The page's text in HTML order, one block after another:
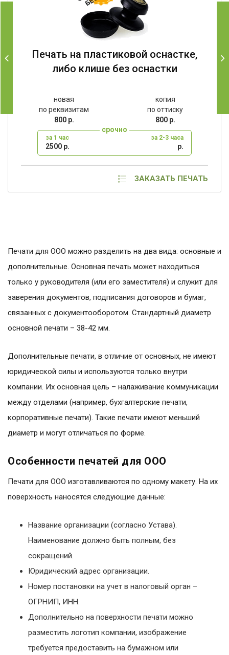
Печать на пластиковой оснастке,
либо клише без оснастки
новая
по реквизитам
800 р.
копия
по оттиску
800 р.
срочно
за 1 час
2500 р.
за 2-3 часа
р.
ЗАКАЗАТЬ ПЕЧАТЬ
Печати для ООО можно разделить на два вида: основные и
дополнительные. Основная печать может находиться
только у руководителя (или его заместителя) и служит для
заверения документов, подписания договоров и бумаг,
связанных с документооборотом. Стандартный диаметр
основной печати – 38-42 мм.
Дополнительные печати, в отличие от основных, не имеют
юридической силы и используются только внутри
компании. Их основная цель – налаживание коммуникации
между отделами (например, бухгалтерские печати,
корпоративные печати). Такие печати имеют меньший
диаметр и могут отличаться по форме.
Особенности печатей для ООО
Печати для ООО изготавливаются по одному макету. На их
поверхность наносятся следующие данные:
Название организации (согласно Устава).
Наименование должно быть полным, без
сокращений.
Юридический адрес организации.
Номер постановки на учет в налоговый орган –
ОГРНИП, ИНН.
Дополнительно на поверхности печати можно
разместить логотип компании, изображение
требуется предоставить на бумажном или